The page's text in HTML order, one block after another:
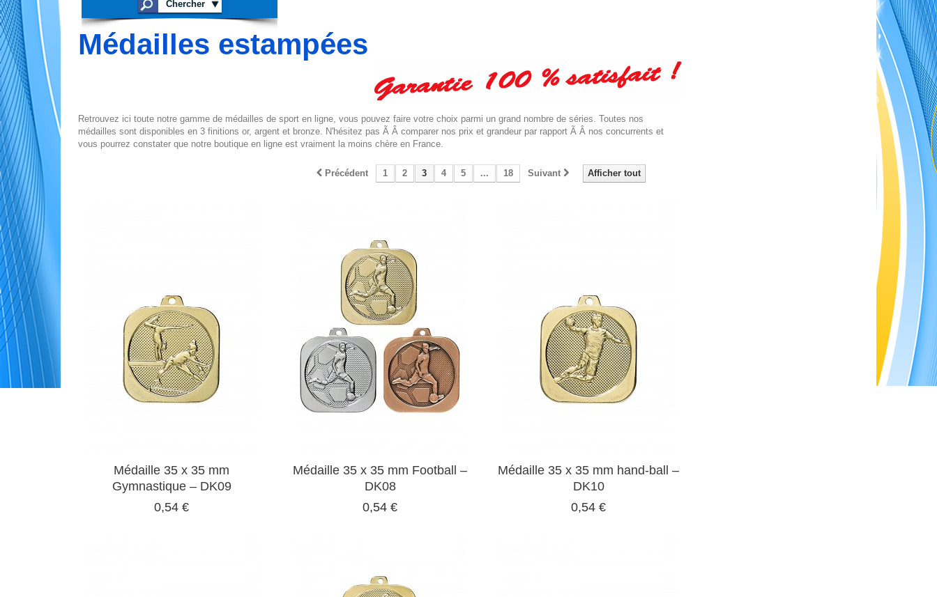
Médailles estampées
Retrouvez ici toute notre gamme de médailles de sport en ligne, vous pouvez faire votre choix parmi un grand nombre de séries. Toutes nos
médailles sont disponibles en 3 finitions or, argent et bronze. N'hésitez pas Ã Â comparer nos prix et grandeur par rapport Ã Â nos concurrents et
vous pourrez constater que notre boutique en ligne est vraiment la moins chère en France.
Afficher tout
Précédent 1 2 3 4 5 ... 18 Suivant
Médaille 35 x 35 mm
Gymnastique – DK09
0,54 €
Médaille 35 x 35 mm Football –
DK08
0,54 €
Médaille 35 x 35 mm hand-ball –
DK10
0,54 €